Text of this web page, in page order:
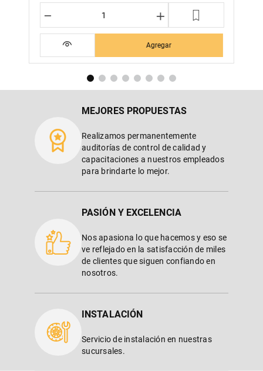
＋
－
Agregar
MEJORES PROPUESTAS
Realizamos permanentemente
auditorías de control de calidad y
capacitaciones a nuestros empleados
para brindarte lo mejor.
PASIÓN Y EXCELENCIA
Nos apasiona lo que hacemos y eso se
ve reflejado en la satisfacción de miles
de clientes que siguen confiando en
nosotros.
INSTALACIÓN
Servicio de instalación en nuestras
sucursales.